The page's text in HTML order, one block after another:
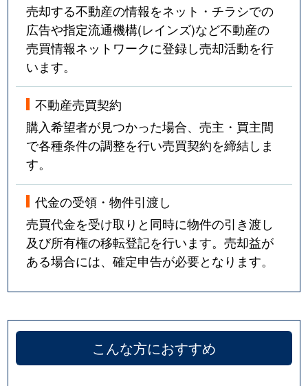
売却する不動産の情報をネット・チラシでの
広告や指定流通機構(レインズ)など不動産の
売買情報ネットワークに登録し売却活動を行
います。
不動産売買契約
購入希望者が見つかった場合、売主・買主間
で各種条件の調整を行い売買契約を締結しま
す。
代金の受領・物件引渡し
売買代金を受け取りと同時に物件の引き渡し
及び所有権の移転登記を行います。売却益が
ある場合には、確定申告が必要となります。
こんな方におすすめ